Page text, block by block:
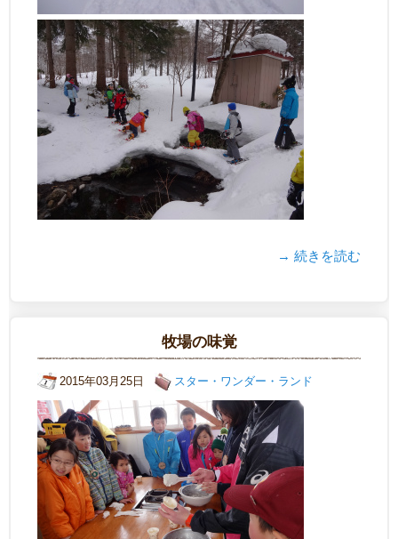
→ 続きを読む
牧場の味覚
2015年03月25日 スター・ワンダー・ランド